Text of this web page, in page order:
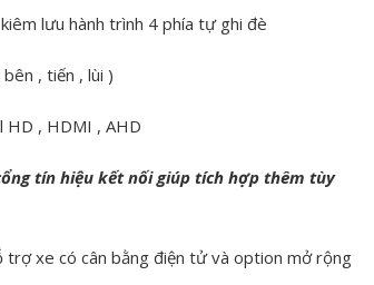
lưu hành trình 4 phía tự ghi đè
, tiến , lùi )
HD , HDMI , AHD
tín hiệu kết nối giúp tích hợp thêm tùy
trợ xe có cân bằng điện tử và option mở rộng